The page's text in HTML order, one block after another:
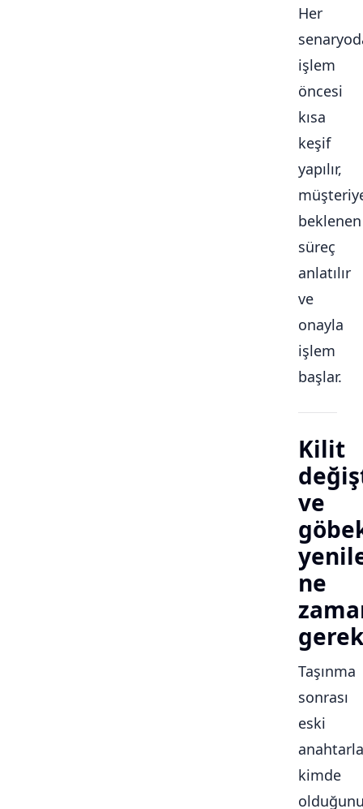
Her
işlem
öncesi
kısa
keşif
yapılır,
beklenen
süreç
anlatılır
ve
onayla
işlem
başlar.
Kilit
ve
ne
Taşınma
sonrası
eski
kimde